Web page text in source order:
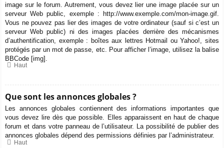
image sur le forum. Autrement, vous devez lier une image placée sur un
serveur Web public, exemple : http://www.exemple.com/mon-image.gif.
Vous ne pouvez pas lier des images de votre ordinateur (sauf si c’est un
serveur Web public) ni des images placées derrière des mécanismes
d’authentification, exemple : boîtes aux lettres Hotmail ou Yahoo!, sites
protégés par un mot de passe, etc. Pour afficher l’image, utilisez la balise
BBCode [img].
Haut
Que sont les annonces globales ?
Les annonces globales contiennent des informations importantes que
vous devez lire dès que possible. Elles apparaissent en haut de chaque
forum et dans votre panneau de l’utilisateur. La possibilité de publier des
annonces globales dépend des permissions définies par l’administrateur.
Haut